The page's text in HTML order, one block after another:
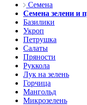
Семена
Семена зелени и
Базилики
Укроп
Петрушка
Салаты
Пряности
Руккола
Лук на зелень
Горчица
Мангольд
Микрозелень